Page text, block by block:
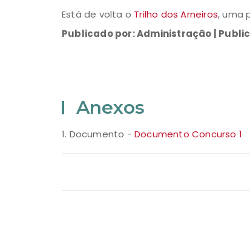
Está de volta o Trilho dos Arneiros, uma
Publicado por: Administração |
Anexos
1. Documento - Documento Concurso 1